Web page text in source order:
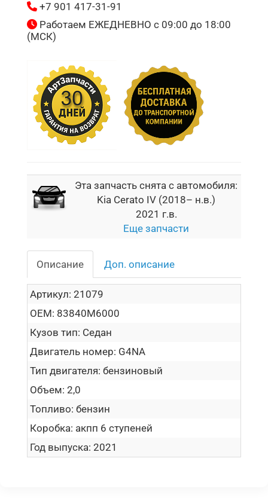
+7 901 417-31-91
Работаем ЕЖЕДНЕВНО с 09:00 до 18:00
(МСК)
Эта запчасть снята с автомобиля:
Kia Cerato IV (2018– н.в.)
2021 г.в.
Еще запчасти
Описание Доп. описание
Артикул: 21079
OEM: 83840M6000
Кузов тип: Седан
Двигатель номер: G4NA
Тип двигателя: бензиновый
Объем: 2,0
Топливо: бензин
Коробка: акпп 6 ступеней
Год выпуска: 2021